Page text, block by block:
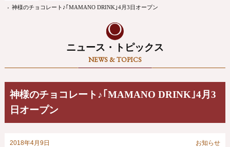
› 神様のチョコレート♪｢MAMANO DRINK｣4月3日オープン
ニュース・トピックス
NEWS & TOPICS
神様のチョコレート♪｢MAMANO DRINK｣4月3
日オープン
2018年4月9日
お知らせ